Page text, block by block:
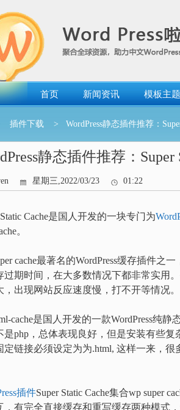
首页 新闻资讯 模板主题
插件下载 > WordPress静态插件推荐：
静态插件推荐：Super
星期三,2022/03/23 01:22
Static Cache是国人开发的一块专门为
。
cache最著名的WordPress缓存插件
过期时间，在大多数情况下都非常实用
，出现网站反应速度慢，打不开等情况。
cache是国人开发的一款WordPress纯
是php，总体表现良好，但是安装有些
定链接必须设定为为.html, 这样一来，
插件Super Static Cache集合wp super
，有完全直接缓存和重写缓存两种模式